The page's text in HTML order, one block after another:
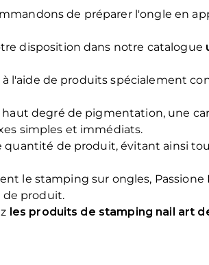
de préparer l'ongle en
disposition dans notre catalogue
l'aide de produits spécialement
haut degré de pigmentation, une
simples et immédiats.
de produit, évitant ainsi
le stamping sur ongles, Passione
de produit.
les produits de stamping nail art